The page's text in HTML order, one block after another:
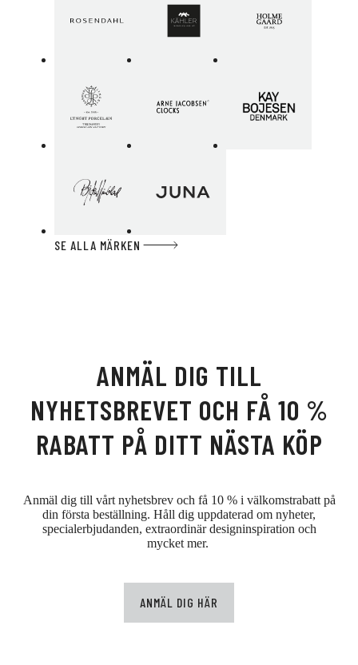
SE ALLA MÄRKEN
ANMÄL DIG TILL
NYHETSBREVET OCH FÅ 10 %
RABATT PÅ DITT NÄSTA KÖP
Anmäl dig till vårt nyhetsbrev och få 10 % i välkomstrabatt på
din första beställning. Håll dig uppdaterad om nyheter,
specialerbjudanden, extraordinär designinspiration och
mycket mer.
ANMÄL DIG HÄR